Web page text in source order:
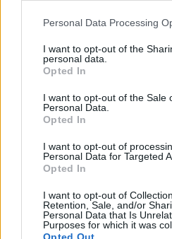
Personal Data Processing
I want to opt-out of the
personal data.
Opted In
I want to opt-out of the Sale
Personal Data.
Opted In
I want to opt-out of
Personal Data for Targeted
Opted In
I want to opt-out of
Retention, Sale, and/or
Personal Data that Is
Purposes for which it was
„Vietoje razinų galite
Gražių švenčių!“ –
Susiję straipsniai